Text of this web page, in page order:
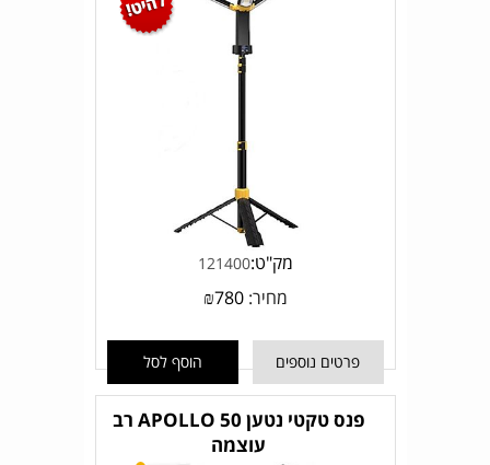
מק"ט:121400
מחיר: ₪780
פרטים נוספים הוסף לסל
פנס טקטי נטען APOLLO 50 רב
עוצמה